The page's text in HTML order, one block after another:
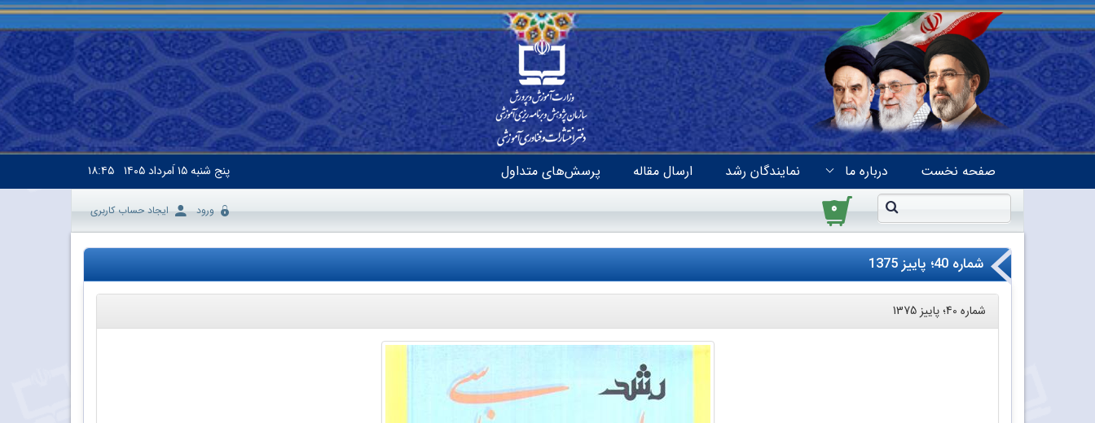
صفحه نخست درباره ما نمایندگان رشد ارسال مقاله پرسش‌های متداول پنج شنبه۱۵ اَمرداد ۱۴۰۵ ۱۸:۴۵
۰ ورود ایجاد حساب کاربری
شماره 40؛ پاییز 1375
شماره 40؛ پاییز 1375